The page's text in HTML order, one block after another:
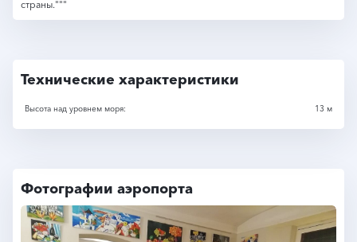
страны."""
Технические характеристики
Высота над уровнем моря: 13 м
Фотографии аэропорта